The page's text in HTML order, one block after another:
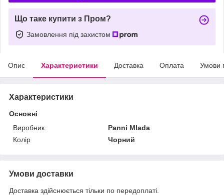
Що таке купити з Пром?
Замовлення під захистом
Опис Характеристики Доставка Оплата Умови
Характеристики
Основні
Виробник
Panni Mlada
Колір
Чорний
Умови доставки
Доставка здійснюється тільки по передоплаті.